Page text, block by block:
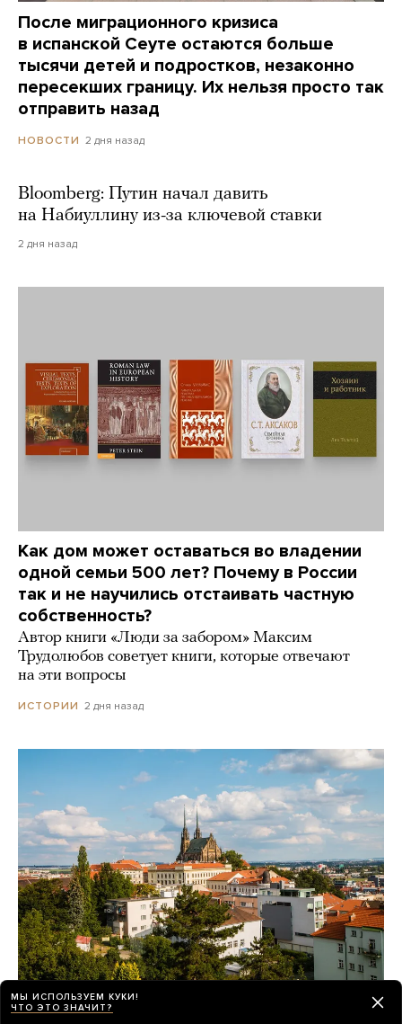
После миграционного кризиса
в испанской Сеуте остаются больше
тысячи детей и подростков, незаконно
пересекших границу. Их нельзя просто так
отправить назад
НОВОСТИ 2 дня назад
Bloomberg: Путин начал давить
на Набиуллину из-за ключевой ставки
2 дня назад
Как дом может оставаться во владении
одной семьи 500 лет? Почему в России
так и не научились отстаивать частную
собственность?
Автор книги «Люди за забором» Максим
Трудолюбов советует книги, которые отвечают
на эти вопросы
ИСТОРИИ 2 дня назад
Зачем абитуриенты из постсоветских
МЫ ИСПОЛЬЗУЕМ КУКИ!
ЧТО ЭТО ЗНАЧИТ?